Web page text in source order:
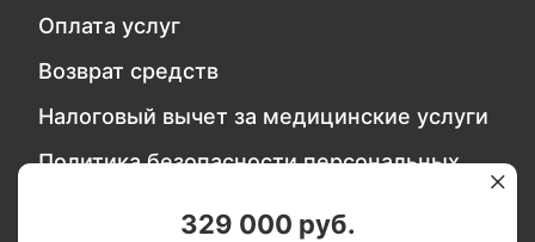
329 000 руб.
Оплата услуг
Возврат средств
Налоговый вычет за медицинские услуги
Политика безопасности персональных